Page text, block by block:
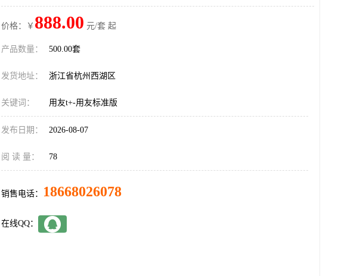
价格：￥ 888.00 元/套 起
产品数量： 500.00套
发货地址： 浙江省杭州西湖区
关键词： 用友t+-用友标准版
发布日期： 2026-08-07
阅 读 量： 78
销售电话： 18668026078
在线QQ：